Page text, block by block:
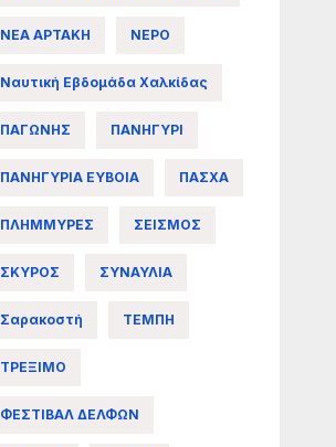
ΝΕΑ ΑΡΤΑΚΗ ΝΕΡΟ
Ναυτική Εβδομάδα Χαλκίδας
ΠΑΓΩΝΗΣ ΠΑΝΗΓΥΡΙ
ΠΑΝΗΓΥΡΙΑ ΕΥΒΟΙΑ ΠΑΣΧΑ
ΠΛΗΜΜΥΡΕΣ ΣΕΙΣΜΟΣ
ΣΚΥΡΟΣ ΣΥΝΑΥΛΙΑ
Σαρακοστή ΤΕΜΠΗ
ΤΡΕΞΙΜΟ
ΦΕΣΤΙΒΑΛ ΔΕΛΦΩΝ